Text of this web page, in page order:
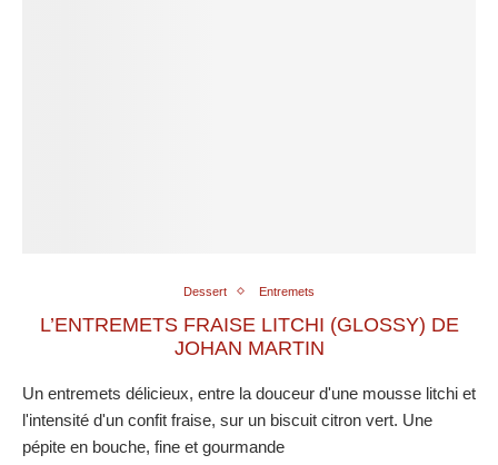
Dessert Entremets
L’ENTREMETS FRAISE LITCHI (GLOSSY) DE
JOHAN MARTIN
Un entremets délicieux, entre la douceur d'une mousse litchi et
l'intensité d'un confit fraise, sur un biscuit citron vert. Une
pépite en bouche, fine et gourmande